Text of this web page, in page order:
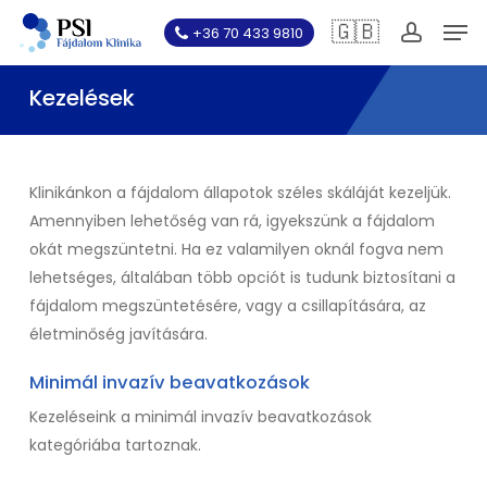
Skip
main
content
+36 70 433 9810 🇬🇧
Kezelések
Klinikánkon a fájdalom állapotok széles skáláját kezeljük.
Amennyiben lehetőség van rá, igyekszünk a fájdalom
okát megszüntetni. Ha ez valamilyen oknál fogva nem
lehetséges, általában több opciót is tudunk biztosítani a
fájdalom megszüntetésére, vagy a csillapítására, az
életminőség javítására.
Minimál invazív beavatkozások
Kezeléseink a minimál invazív beavatkozások
kategóriába tartoznak.